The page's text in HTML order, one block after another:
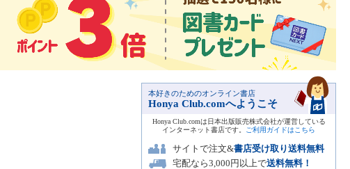
本好きのためのオンライン書店
Honya Club.comへようこそ
Honya Club.comは日本出版販売株式会社が運営している
インターネット書店です。
ご利用ガイドはこちら
サイトで注文&書店受け取り送料無料
宅配なら3,000円以上で送料無料！